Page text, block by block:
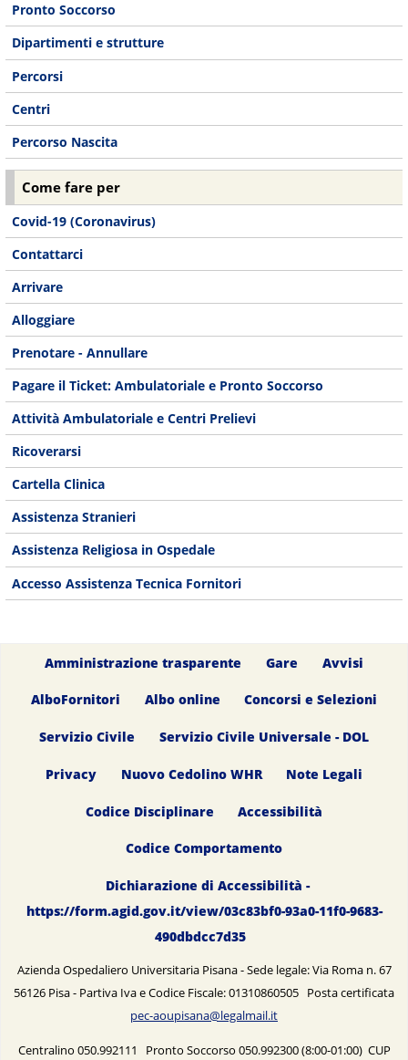
Pronto Soccorso
Dipartimenti e strutture
Percorsi
Centri
Percorso Nascita
Come fare per
Covid-19 (Coronavirus)
Contattarci
Arrivare
Alloggiare
Prenotare - Annullare
Pagare il Ticket: Ambulatoriale e Pronto Soccorso
Attività Ambulatoriale e Centri Prelievi
Ricoverarsi
Cartella Clinica
Assistenza Stranieri
Assistenza Religiosa in Ospedale
Accesso Assistenza Tecnica Fornitori
Amministrazione trasparente Gare Avvisi
AlboFornitori Albo online Concorsi e Selezioni
Servizio Civile Servizio Civile Universale - DOL
Privacy Nuovo Cedolino WHR Note Legali
Codice Disciplinare Accessibilità
Codice Comportamento
Dichiarazione di Accessibilità -
https://form.agid.gov.it/view/03c83bf0-93a0-11f0-9683-
490dbdcc7d35
Azienda Ospedaliero Universitaria Pisana - Sede legale: Via Roma n. 67
56126 Pisa - Partiva Iva e Codice Fiscale: 01310860505 Posta certificata
pec-aoupisana@legalmail.it
Centralino 050.992111 Pronto Soccorso 050.992300 (8:00-01:00) CUP